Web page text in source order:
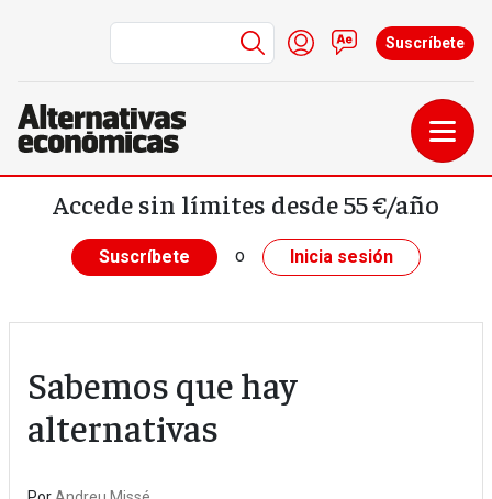
Pasar al contenido principal
Menú de cuenta de
Iniciar sesión
Contacto
Suscríbete
Accede sin límites desde 55 €/año
Suscríbete o Inicia sesión
Sabemos que hay
alternativas